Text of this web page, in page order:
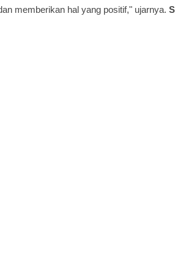
memberikan hal yang positif," ujarnya.